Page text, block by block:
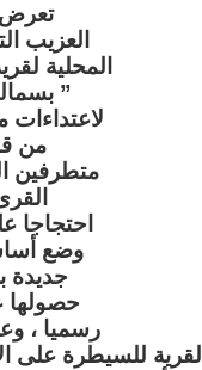
تعرض
العزيب
المحلية
”
لاعتداءات
من
متطرفين
احتجاجا
وضع
جديدة
حصولها
رسميا ،
للسيطرة على